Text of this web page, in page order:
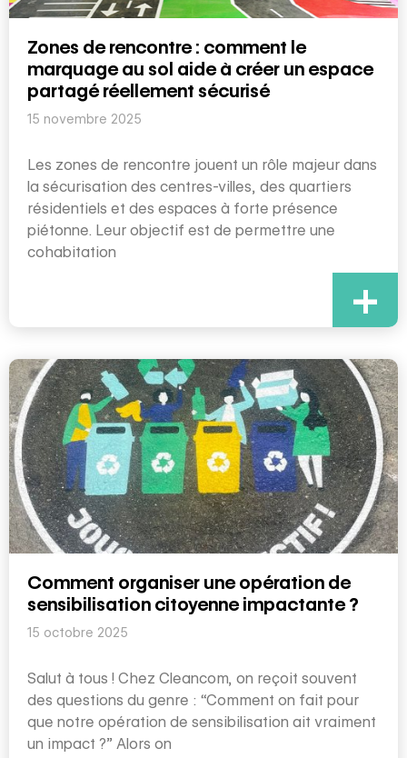
Zones de rencontre : comment le
marquage au sol aide à créer un espace
partagé réellement sécurisé
15 novembre 2025
Les zones de rencontre jouent un rôle majeur dans
la sécurisation des centres-villes, des quartiers
résidentiels et des espaces à forte présence
piétonne. Leur objectif est de permettre une
cohabitation
+
Comment organiser une opération de
sensibilisation citoyenne impactante ?
15 octobre 2025
Salut à tous ! Chez Cleancom, on reçoit souvent
des questions du genre : “Comment on fait pour
que notre opération de sensibilisation ait vraiment
un impact ?” Alors on